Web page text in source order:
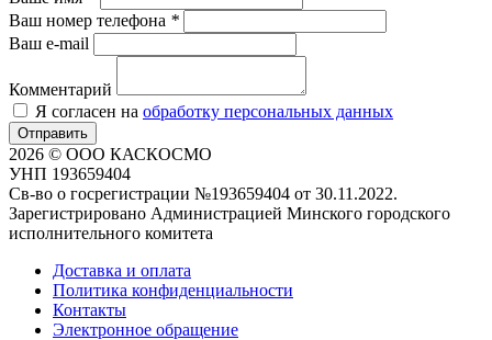
Ваш номер телефона *
Ваш e-mail
Комментарий
Я согласен на обработку персональных данных
Отправить
2026 © ООО КАСКОСМО
УНП 193659404
Св-во о госрегистрации №193659404 от 30.11.2022.
Зарегистрировано Администрацией Минского городского
исполнительного комитета
Доставка и оплата
Политика конфиденциальности
Контакты
Электронное обращение